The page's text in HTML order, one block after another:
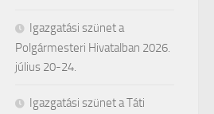
Igazgatási szünet a
Polgármesteri Hivatalban 2026.
július 20-24.
Igazgatási szünet a Táti